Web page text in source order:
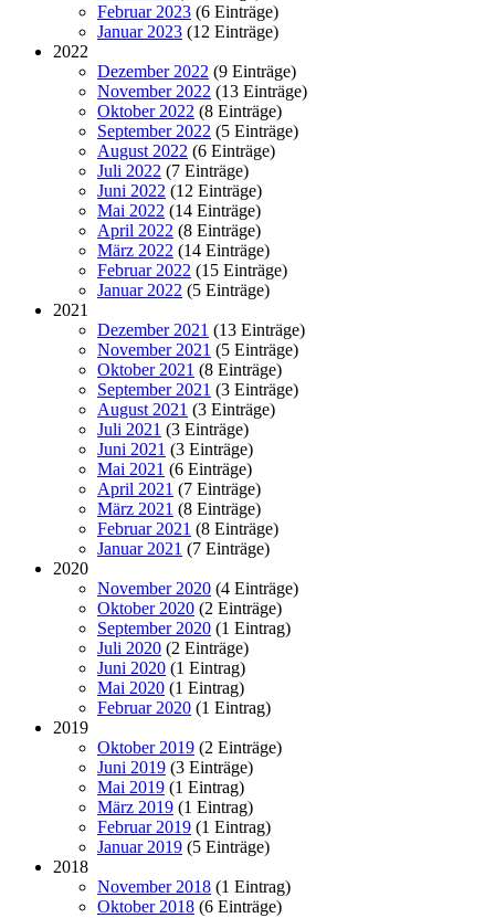
Februar 2023 (6 Einträge)
Januar 2023 (12 Einträge)
2022
Dezember 2022 (9 Einträge)
November 2022 (13 Einträge)
Oktober 2022 (8 Einträge)
September 2022 (5 Einträge)
August 2022 (6 Einträge)
Juli 2022 (7 Einträge)
Juni 2022 (12 Einträge)
Mai 2022 (14 Einträge)
April 2022 (8 Einträge)
März 2022 (14 Einträge)
Februar 2022 (15 Einträge)
Januar 2022 (5 Einträge)
2021
Dezember 2021 (13 Einträge)
November 2021 (5 Einträge)
Oktober 2021 (8 Einträge)
September 2021 (3 Einträge)
August 2021 (3 Einträge)
Juli 2021 (3 Einträge)
Juni 2021 (3 Einträge)
Mai 2021 (6 Einträge)
April 2021 (7 Einträge)
März 2021 (8 Einträge)
Februar 2021 (8 Einträge)
Januar 2021 (7 Einträge)
2020
November 2020 (4 Einträge)
Oktober 2020 (2 Einträge)
September 2020 (1 Eintrag)
Juli 2020 (2 Einträge)
Juni 2020 (1 Eintrag)
Mai 2020 (1 Eintrag)
Februar 2020 (1 Eintrag)
2019
Oktober 2019 (2 Einträge)
Juni 2019 (3 Einträge)
Mai 2019 (1 Eintrag)
März 2019 (1 Eintrag)
Februar 2019 (1 Eintrag)
Januar 2019 (5 Einträge)
2018
November 2018 (1 Eintrag)
Oktober 2018 (6 Einträge)